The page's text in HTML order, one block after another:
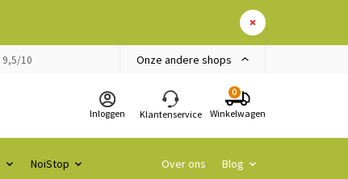
10 Onze andere shops
Inloggen Klantenservice
0
Winkelwagen
NoiStop Over ons Blog